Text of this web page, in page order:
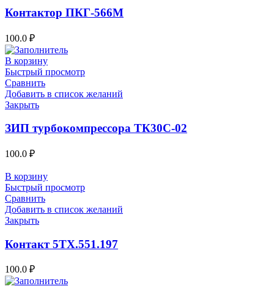
Контактор ПКГ-566М
100.0 ₽
В корзину
Быстрый просмотр
Сравнить
Добавить в список желаний
Закрыть
ЗИП турбокомпрессора ТК30С-02
100.0 ₽
В корзину
Быстрый просмотр
Сравнить
Добавить в список желаний
Закрыть
Контакт 5ТХ.551.197
100.0 ₽